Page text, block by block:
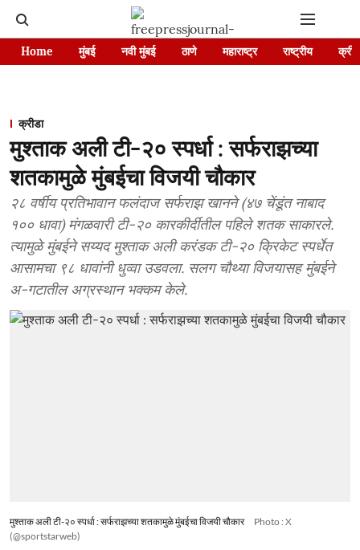
Home मुंबई नवी मुंबई ठाणे महाराष्ट्र राष्ट्रीय
क्रीडा
मुश्ताक अली टी-२० स्पर्धा : सर्फराझच्या
शतकामुळे मुंबईचा विजयी चौकार
२८ वर्षीय प्रतिभावान फलंदाज सर्फराझ खानने (४७ चेंडूंत नाबाद
१०० धावा) मंगळवारी टी-२० कारकीर्दीतील पहिले शतक साकारले.
त्यामुळे मुंबईने सय्यद मुश्ताक अली करंडक टी-२० क्रिकेट स्पर्धेत
आसामचा ९८ धावांनी धुव्वा उडवला. सलग चौथ्या विजयासह मुंबईने
अ-गटातील अग्रस्थान भक्कम केले.
मुश्ताक अली टी-२० स्पर्धा : सर्फराझच्या शतकामुळे मुंबईचा विजयी चौकार
Photo : X
(@sportstarweb)